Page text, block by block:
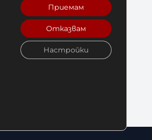
Приемам
Отказвам
Настройки